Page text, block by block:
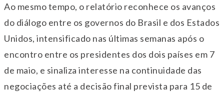
Ao mesmo tempo, o relatório reconhece os avanços
do diálogo entre os governos do Brasil e dos Estados
Unidos, intensificado nas últimas semanas após o
encontro entre os presidentes dos dois países em 7
de maio, e sinaliza interesse na continuidade das
negociações até a decisão final prevista para 15 de